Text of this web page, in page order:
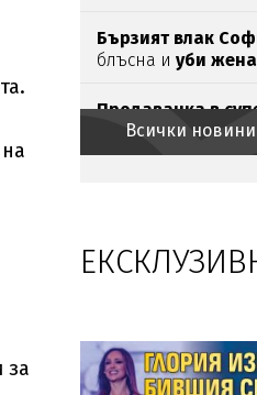
за
Бързият влак
блъсна и уби жена
Продавачка в
припаднал
Ялов Левандовски
Чикаго да бие
отмени контрола
Всички новини